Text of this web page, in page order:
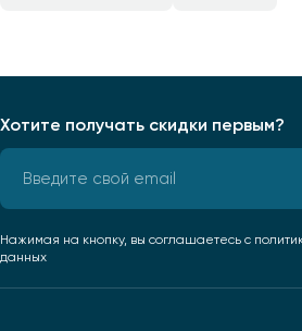
Хотите получать скидки первым?
Нажимая на кнопку, вы соглашаетесь с
данных